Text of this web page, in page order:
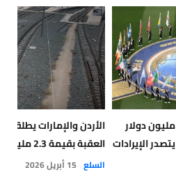
المنتخبات العربية تحصد 115 مليون دولار
الأردن والإمارات
العقبة بقيمة 2.3 مليار دولار
السلع 15 أبريل 2026